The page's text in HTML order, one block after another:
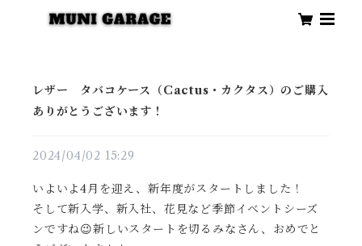
レザー タバコケース（Cactus・カクタス）のご購入
ありがとうございます！
2024/04/02 15:29
いよいよ4月を迎え、新年度がスタートしました！
そして新入学、新入社、花見など季節イベントシーズ
ンですね😉新しいスタートを切るみなさん、おめでと